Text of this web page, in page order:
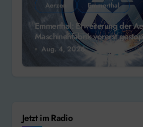
Aerzen Emmerthal
Emmerthal: Erweiterung der
Maschinenfabrik vorerst
Aug. 4, 2026
Jetzt im Radio